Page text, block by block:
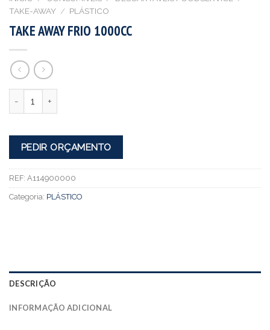
TAKE-AWAY / PLÁSTICO
TAKE AWAY FRIO 1000CC
PEDIR ORÇAMENTO
REF: A114900000
Categoria: PLÁSTICO
DESCRIÇÃO
INFORMAÇÃO ADICIONAL